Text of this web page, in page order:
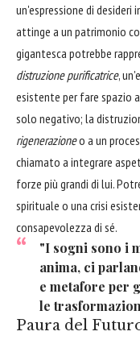
un'espressione di desideri
attinge a un patrimonio
gigantesca potrebbe
distruzione purificatrice,
esistente per fare spazio
solo negativo; la
rigenerazioneo a un
chiamato a integrare
forze più grandi di lui.
spirituale o una crisi
consapevolezza di sé.
"I sogni sono i
anima, ci
e metafore per
le
Paura del